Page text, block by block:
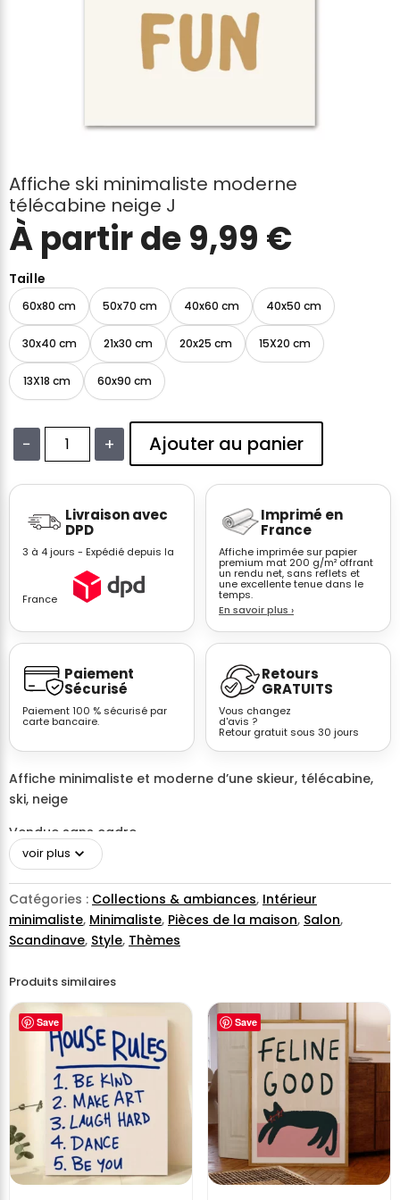
Affiche ski minimaliste moderne
télécabine neige J
À partir de9,99 €
Taille
60x80 cm 50x70 cm 40x60 cm 40x50 cm
30x40 cm 21x30 cm 20x25 cm 15X20 cm
13X18 cm 60x90 cm
−
Affiche
minimaliste
moderne
télécabine
neige
J
+ Ajouter au panier
Livraison avec
DPD
3 à 4 jours - Expédié depuis la
France
Imprimé en
France
Affiche imprimée sur papier
premium mat 200 g/m² offrant
un rendu net, sans reflets et
une excellente tenue dans le
temps.
En savoir plus ›
Paiement
Sécurisé
Paiement 100 % sécurisé par
carte bancaire.
Retours
GRATUITS
Vous changez
d'avis ?
Retour gratuit sous 30 jours
Affiche minimaliste et moderne d’une skieur, télécabine,
ski, neige
Vendue sans cadre
voir plus
Catégories : Collections & ambiances, Intérieur
minimaliste, Minimaliste, Pièces de la maison, Salon,
Scandinave, Style, Thèmes
Produits similaires
Save Save